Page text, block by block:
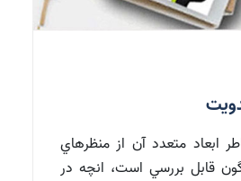
ابعاد متعدد آن از منظرهاي
قابل بررسي است، انچه در